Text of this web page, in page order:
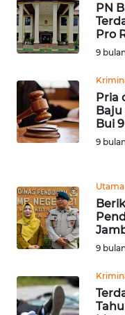
PN
Pro
9
Pria
Baju
Bui
9
Utama
9
WN
BANTEN
NTT
WN
KEPRI
PAPUA
WN
PAPUA
BARAT
WN
RIAU